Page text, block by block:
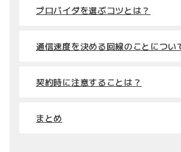
プロバイダを選ぶコツとは？
通信速度を決める回線のことについ
契約時に注意することは？
まとめ